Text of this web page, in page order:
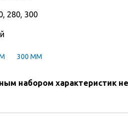
280, 300
300 ММ
набором характеристик